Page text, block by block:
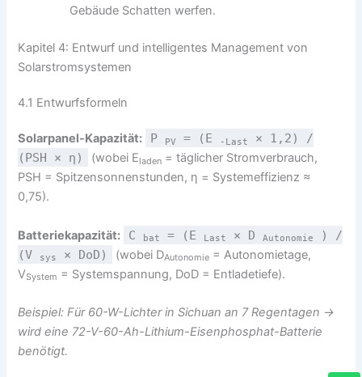
Gebäude Schatten werfen.
Kapitel 4: Entwurf und intelligentes Management von
Solarstromsystemen
4.1 Entwurfsformeln
Solarpanel-Kapazität: P PV = (E -Last
× 1,2) /
(PSH × η)
(wobei Eladen = täglicher Stromverbrauch,
PSH = Spitzensonnenstunden, η = Systemeffizienz ≈
0,75).
Batteriekapazität: C bat = (E Last × D Autonomie
) /
(V
sys × DoD) (wobei DAutonomie = Autonomietage,
VSystem = Systemspannung, DoD = Entladetiefe).
Beispiel: Für 60-W-Lichter in Sichuan an 7 Regentagen →
wird eine 72-V-60-Ah-Lithium-Eisenphosphat-Batterie
benötigt.